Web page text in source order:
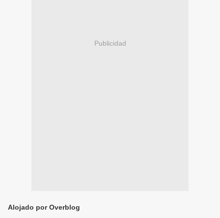
Publicidad
Alojado por Overblog